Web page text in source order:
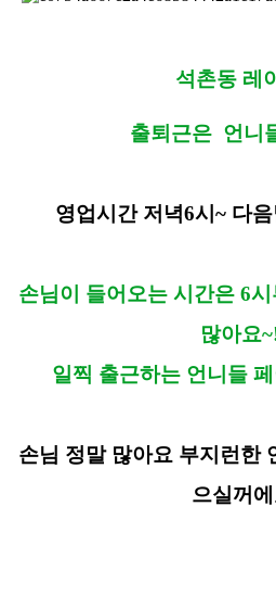
석촌동 레
출퇴근은 언니
영업시간 저녁6시~ 다
손님이 들어오는 시간은 6
많아요
일찍 출근하는 언니들
손님 정말 많아요 부지런한
으실꺼